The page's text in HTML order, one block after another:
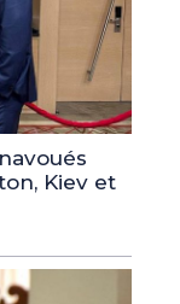
Kiev et